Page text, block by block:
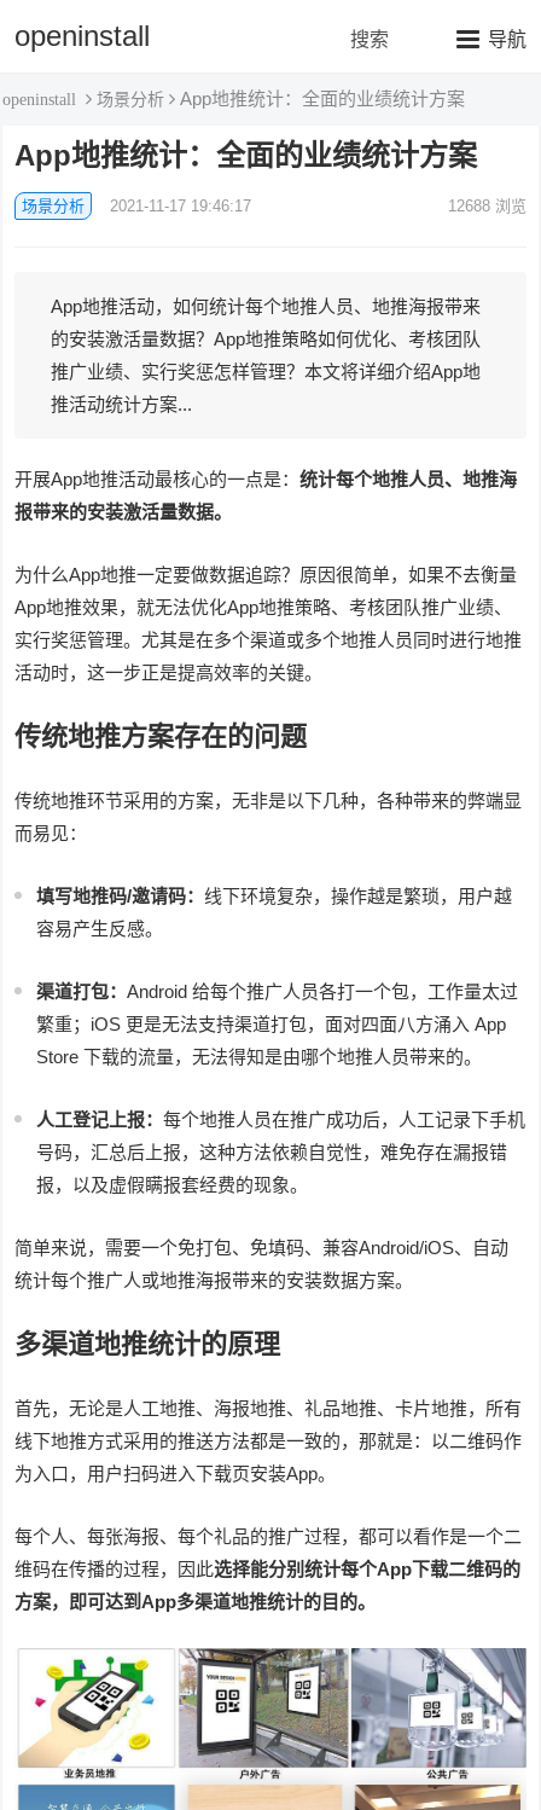
openinstall 导航
搜索
openinstall 场景分析 App地推统计：全面的业绩统计方案
App地推统计：全面的业绩统计方案
场景分析 2021-11-17 19:46:17 12688浏览
App地推活动，如何统计每个地推人员、地推海报带来
的安装激活量数据？App地推策略如何优化、考核团队
推广业绩、实行奖惩怎样管理？本文将详细介绍App地
推活动统计方案...
开展App地推活动最核心的一点是：统计每个地推人员、地推海
报带来的安装激活量数据。
为什么App地推一定要做数据追踪？原因很简单，如果不去衡量
App地推效果，就无法优化App地推策略、考核团队推广业绩、
实行奖惩管理。尤其是在多个渠道或多个地推人员同时进行地推
活动时，这一步正是提高效率的关键。
传统地推方案存在的问题
传统地推环节采用的方案，无非是以下几种，各种带来的弊端显
而易见：
填写地推码/邀请码： 线下环境复杂，操作越是繁琐，用户越
容易产生反感。
渠道打包：Android 给每个推广人员各打一个包，工作量太过
繁重；iOS 更是无法支持渠道打包，面对四面八方涌入 App
Store 下载的流量，无法得知是由哪个地推人员带来的。
人工登记上报：每个地推人员在推广成功后，人工记录下手机
号码，汇总后上报，这种方法依赖自觉性，难免存在漏报错
报，以及虚假瞒报套经费的现象。
简单来说，需要一个免打包、免填码、兼容Android/iOS、自动
统计每个推广人或地推海报带来的安装数据方案。
多渠道地推统计的原理
首先，无论是人工地推、海报地推、礼品地推、卡片地推，所有
线下地推方式采用的推送方法都是一致的，那就是：以二维码作
为入口，用户扫码进入下载页安装App。
每个人、每张海报、每个礼品的推广过程，都可以看作是一个二
维码在传播的过程，因此选择能分别统计每个App下载二维码的
方案，即可达到App多渠道地推统计的目的。